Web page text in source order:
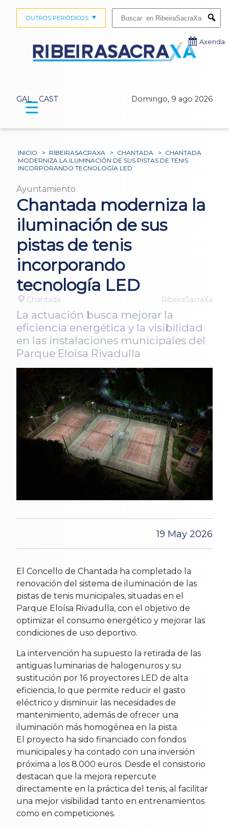
GAL CAST Domingo, 9 ago 2026
OUTROS PERIÓDICOS
Axenda
☰
INICIO > RIBEIRASACRAXA > CHANTADA > CHANTADA
MODERNIZA LA ILUMINACIÓN DE SUS PISTAS DE TENIS
INCORPORANDO TECNOLOGÍA LED
Ayuntamiento
Chantada moderniza la
iluminación de sus
pistas de tenis
incorporando
tecnología LED
Chantada RibeiraSacraXa
La actuación busca mejorar la
eficiencia energética y la visibilidad
en las instalaciones municipales del
Parque Eloísa Rivadulla
19 May 2026
El Concello de Chantada ha completado la
renovación del sistema de iluminación de las
pistas de tenis municipales, situadas en el
Parque Eloísa Rivadulla, con el objetivo de
optimizar el consumo energético y mejorar las
condiciones de uso deportivo.
La intervención ha supuesto la retirada de las
antiguas luminarias de halogenuros y su
sustitución por 16 proyectores LED de alta
eficiencia, lo que permite reducir el gasto
eléctrico y disminuir las necesidades de
mantenimiento, además de ofrecer una
iluminación más homogénea en la pista.
El proyecto ha sido financiado con fondos
municipales y ha contado con una inversión
próxima a los 8.000 euros. Desde el consistorio
destacan que la mejora repercute
directamente en la práctica del tenis, al facilitar
una mejor visibilidad tanto en entrenamientos
como en competiciones.